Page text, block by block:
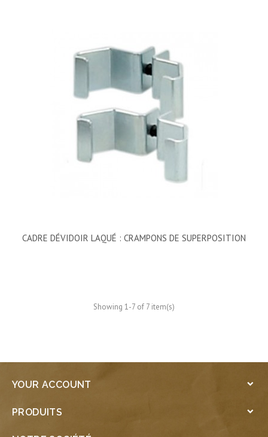
CADRE DÉVIDOIR LAQUÉ : CRAMPONS DE SUPERPOSITION
Showing 1-7 of 7 item(s)
YOUR ACCOUNT 
PRODUITS 